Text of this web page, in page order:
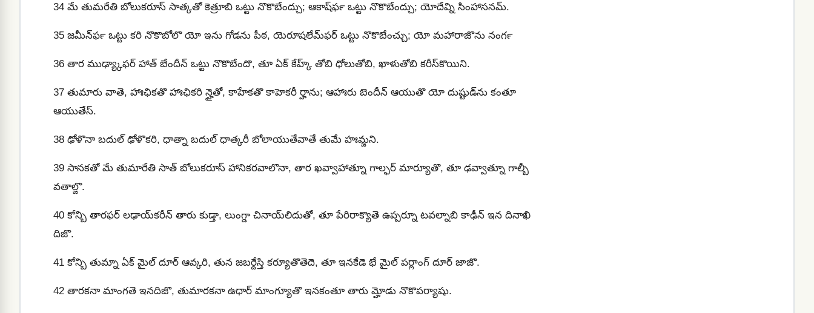
34 మే తుమరేతి బోలుకరూస్ సాత్కతో కెత్రూబి ఒట్టు నొకొబేంద్చు; ఆకాష్‍ఫర్‍ ఒట్టు నొకొబేంద్చు; యోదేవ్ని సింహాసనమ్.
35 జమీన్‍ఫర్‍ ఒట్టు కరి నొకొబోలొ యో ఇను గోడను పీఠ, యెరూషలేమ్‍ఫర్ ఒట్టు నొకొబేంచ్చు; యో మహారాజొను నంగర్‍
36 తార ముఢ్య్కాఫర్ హాత్ బేందీన్ ఒట్టు నొకొబేందొ, తూ ఏక్ కేహ్క్ తోబి ధోలుతోబి, ఖాళుతోబి కరీస్‍కొయిని.
37 తుమారు వాతె, హాఃఛికతొ హాఃఛికరి న్హైతో, కాహేకతొ కాహెకరీ ర్హాను; ఆహాఃరు బెందీన్ ఆయుతొ యో దుష్టుడ్‍ను కంతూ
ఆయుతేస్.
38 ఢోళొనా బదుల్ ఢోళొకరి, ధాత్నా బదుల్ ధాత్కరీ బోలాయుతేవాతే తుమే హఃమ్జని.
39 సానకతో మే తుమారేతి సాత్ బోలుకరూస్ హానికరవాలొనా, తార ఖవ్వాహాత్నూ గాల్ఫర్ మార్యూతొ, తూ ఢవ్వాత్నూ గాల్బీ
వతాల్జొ.
40 కోన్బి తారఫర్ లఢాయ్‍కరీన్ తారు కుడ్తా, లుంగ్డా చినాయ్‍లిదుతో, తూ పేరిరాక్యొతె ఉప్పర్నూ టవల్నాబి కాఢీన్ ఇన దినాఖి
దిజొ.
41 కోన్బి తుమ్నా ఏక్ మైల్ దూర్ ఆవ్కరి, తున జబర్దేస్తి కర్యూతొతెదె, తూ ఇనకేడె భే మైల్‍ పర్లాంగ్ దూర్ జాజొ.
42 తారకనా మాంగతె ఇనదిజొ, తుమారకనా ఉధార్ మాంగ్యూతొ ఇనకంతూ తారు మ్హోడు నొకొపర్యాషు.